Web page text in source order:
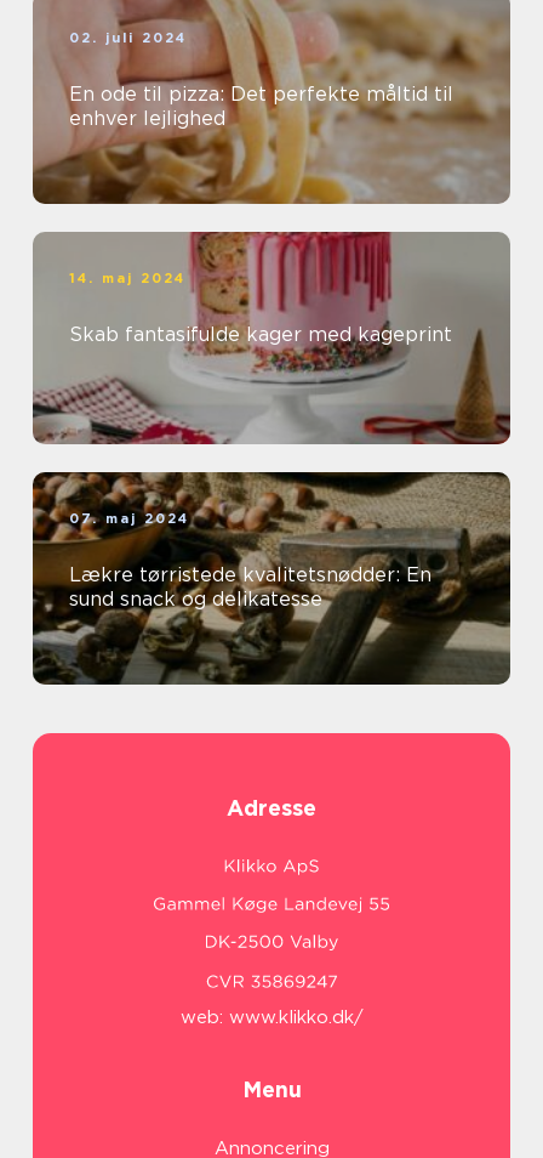
02. juli 2024
En ode til pizza: Det perfekte måltid til
enhver lejlighed
14. maj 2024
Skab fantasifulde kager med kageprint
07. maj 2024
Lækre tørristede kvalitetsnødder: En
sund snack og delikatesse
Adresse
web: www.klikko.dk/
Menu
Annoncering